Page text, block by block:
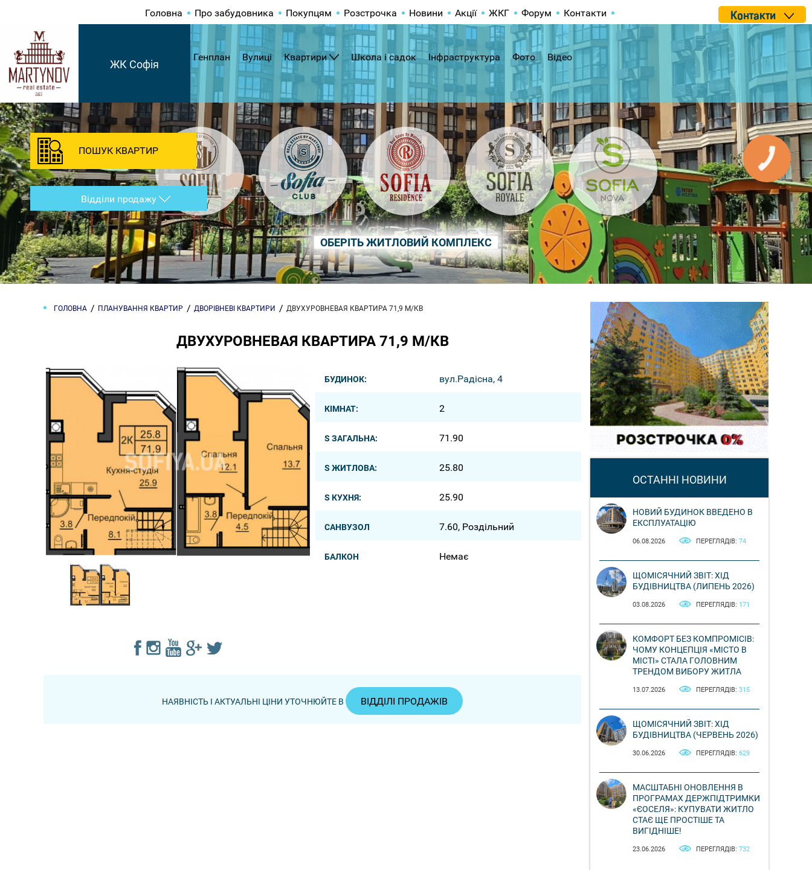
ОБЕРІТЬ ЖИТЛОВИЙ КОМПЛЕКС
Головна Про забудовника Покупцям Розстрочка Новини Акції ЖКГ Форум Контакти Контакти
ЖК Софія
Генплан Вулиці Квартири Школа і садок Інфраструктура Фото Відео
ПОШУК КВАРТИР
Відділи продажу
ГОЛОВНА ПЛАНУВАННЯ КВАРТИР ДВОРІВНЕВІ КВАРТИРИ ДВУХУРОВНЕВАЯ КВАРТИРА 71,9 М/КВ
ДВУХУРОВНЕВАЯ КВАРТИРА 71,9 М/КВ
БУДИНОК: вул.Радісна, 4
КІМНАТ: 2
S ЗАГАЛЬНА: 71.90
S ЖИТЛОВА: 25.80
S КУХНЯ: 25.90
САНВУЗОЛ 7.60, Роздільний
БАЛКОН Немає
НАЯВНІСТЬ І АКТУАЛЬНІ ЦІНИ УТОЧНЮЙТЕ В ВІДДІЛІ ПРОДАЖІВ
ОСТАННІ НОВИНИ
НОВИЙ БУДИНОК ВВЕДЕНО В
ЕКСПЛУАТАЦІЮ
06.08.2026 ПЕРЕГЛЯДІВ: 74
ЩОМІСЯЧНИЙ ЗВІТ: ХІД
БУДІВНИЦТВА (ЛИПЕНЬ 2026)
03.08.2026 ПЕРЕГЛЯДІВ: 171
КОМФОРТ БЕЗ КОМПРОМІСІВ:
ЧОМУ КОНЦЕПЦІЯ «МІСТО В
МІСТІ» СТАЛА ГОЛОВНИМ
ТРЕНДОМ ВИБОРУ ЖИТЛА
13.07.2026 ПЕРЕГЛЯДІВ: 315
ЩОМІСЯЧНИЙ ЗВІТ: ХІД
БУДІВНИЦТВА (ЧЕРВЕНЬ 2026)
30.06.2026 ПЕРЕГЛЯДІВ: 629
МАСШТАБНІ ОНОВЛЕННЯ В
ПРОГРАМАХ ДЕРЖПІДТРИМКИ
«ЄОСЕЛЯ»: КУПУВАТИ ЖИТЛО
СТАЄ ЩЕ ПРОСТІШЕ ТА
ВИГІДНІШЕ!
23.06.2026 ПЕРЕГЛЯДІВ: 732